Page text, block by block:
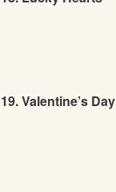
19. Valentine’s Day